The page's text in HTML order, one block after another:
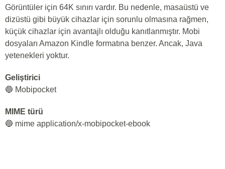
Görüntüler için 64K sınırı vardır. Bu nedenle, masaüstü ve
dizüstü gibi büyük cihazlar için sorunlu olmasına rağmen,
küçük cihazlar için avantajlı olduğu kanıtlanmıştır. Mobi
dosyaları Amazon Kindle formatına benzer. Ancak, Java
yetenekleri yoktur.
Geliştirici
🔵 Mobipocket
MIME türü
🔵 mime application/x-mobipocket-ebook